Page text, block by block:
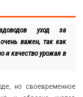
уход за
важен, так как
и качество урожая в
но своевременное